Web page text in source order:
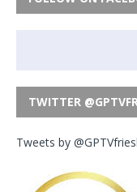
TWITTER
Tweets by